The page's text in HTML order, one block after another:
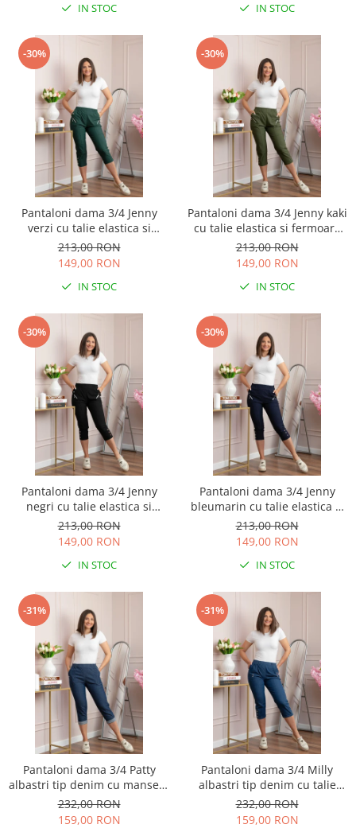
IN STOC IN STOC
-30%
Pantaloni dama 3/4 Jenny
verzi cu talie elastica si
fermoare decorative
213,00 RON
149,00 RON
IN STOC
-30%
Pantaloni dama 3/4 Jenny kaki
cu talie elastica si fermoare
decorative
213,00 RON
149,00 RON
IN STOC
-30%
Pantaloni dama 3/4 Jenny
negri cu talie elastica si
fermoare decorative
213,00 RON
149,00 RON
IN STOC
-30%
Pantaloni dama 3/4 Jenny
bleumarin cu talie elastica si
fermoare decorative
213,00 RON
149,00 RON
IN STOC
-31%
Pantaloni dama 3/4 Patty
albastri tip denim cu manseta
reglabila si talie elastica
232,00 RON
159,00 RON
-31%
Pantaloni dama 3/4 Milly
albastri tip denim cu talie
elastica si buzunare
232,00 RON
159,00 RON